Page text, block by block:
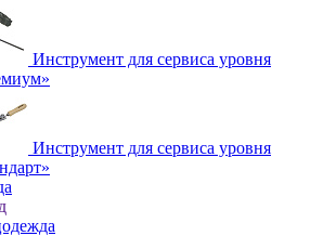
Инструмент для сервиса уровня
Инструмент для сервиса уровня